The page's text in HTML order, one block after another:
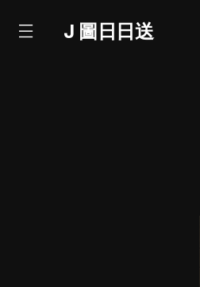
J 圖日日送